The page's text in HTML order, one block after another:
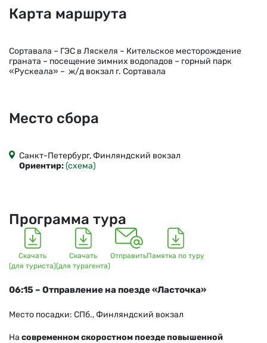
Карта маршрута
Сортавала – ГЭС в Ляскеля – Кительское месторождение
граната – посещение зимних водопадов – горный парк
«Рускеала» – ж/д вокзал г. Сортавала
Место сбора
Санкт-Петербург, Финляндский вокзал
Ориентир:(схема)
Программа тура
Скачать
(для туриста)
Скачать
(для турагента)
ОтправитьПамятка по туру
06:15 – Отправление на поезде «Ласточка»
Место посадки: СПб., Финляндский вокзал
На современном скоростном поезде повышенной